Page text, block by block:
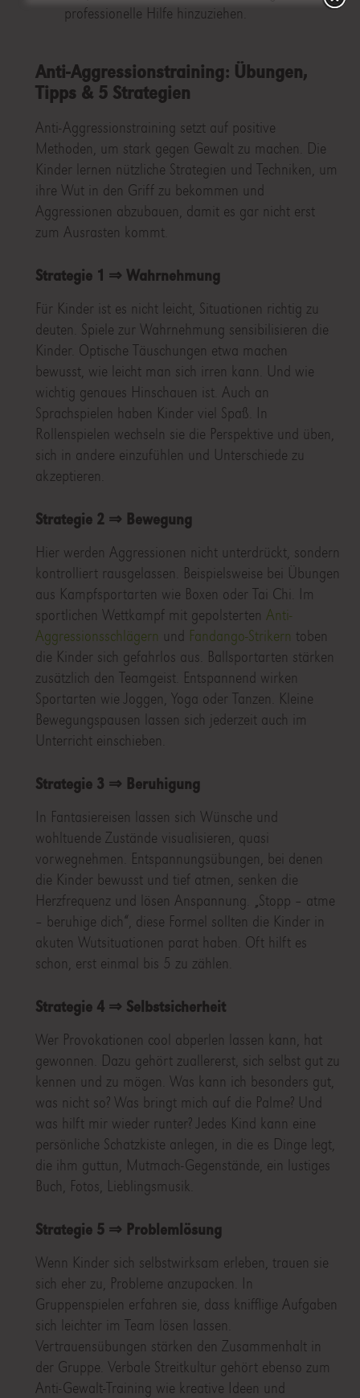
professionelle Hilfe hinzuziehen.
Anti-Aggressionstraining: Übungen,
Tipps & 5 Strategien
Anti-Aggressionstraining setzt auf positive
Methoden, um stark gegen Gewalt zu machen. Die
Kinder lernen nützliche Strategien und Techniken, um
ihre Wut in den Griff zu bekommen und
Aggressionen abzubauen, damit es gar nicht erst
zum Ausrasten kommt.
Strategie 1 ⇒ Wahrnehmung
Für Kinder ist es nicht leicht, Situationen richtig zu
deuten. Spiele zur Wahrnehmung sensibilisieren die
Kinder. Optische Täuschungen etwa machen
bewusst, wie leicht man sich irren kann. Und wie
wichtig genaues Hinschauen ist. Auch an
Sprachspielen haben Kinder viel Spaß. In
Rollenspielen wechseln sie die Perspektive und üben,
sich in andere einzufühlen und Unterschiede zu
akzeptieren.
Strategie 2 ⇒ Bewegung
Hier werden Aggressionen nicht unterdrückt, sondern
kontrolliert rausgelassen. Beispielsweise bei Übungen
aus Kampfsportarten wie Boxen oder Tai Chi. Im
sportlichen Wettkampf mit gepolsterten Anti-
Aggressionsschlägern und Fandango-Strikern toben
die Kinder sich gefahrlos aus. Ballsportarten stärken
zusätzlich den Teamgeist. Entspannend wirken
Sportarten wie Joggen, Yoga oder Tanzen. Kleine
Bewegungspausen lassen sich jederzeit auch im
Unterricht einschieben.
Strategie 3 ⇒ Beruhigung
In Fantasiereisen lassen sich Wünsche und
wohltuende Zustände visualisieren, quasi
vorwegnehmen. Entspannungsübungen, bei denen
die Kinder bewusst und tief atmen, senken die
Herzfrequenz und lösen Anspannung. „Stopp – atme
– beruhige dich“, diese Formel sollten die Kinder in
akuten Wutsituationen parat haben. Oft hilft es
schon, erst einmal bis 5 zu zählen.
Strategie 4 ⇒ Selbstsicherheit
Wer Provokationen cool abperlen lassen kann, hat
gewonnen. Dazu gehört zuallererst, sich selbst gut zu
kennen und zu mögen. Was kann ich besonders gut,
was nicht so? Was bringt mich auf die Palme? Und
was hilft mir wieder runter? Jedes Kind kann eine
persönliche Schatzkiste anlegen, in die es Dinge legt,
die ihm guttun, Mutmach-Gegenstände, ein lustiges
Buch, Fotos, Lieblingsmusik.
Strategie 5 ⇒ Problemlösung
Wenn Kinder sich selbstwirksam erleben, trauen sie
sich eher zu, Probleme anzupacken. In
Gruppenspielen erfahren sie, dass knifflige Aufgaben
sich leichter im Team lösen lassen.
Vertrauensübungen stärken den Zusammenhalt in
der Gruppe. Verbale Streitkultur gehört ebenso zum
Anti-Gewalt-Training wie kreative Ideen und